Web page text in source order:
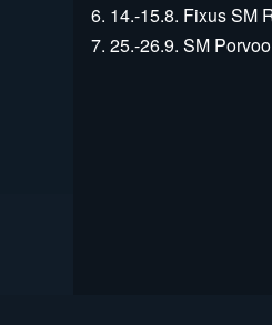
6. 14.-15.8. Fixus SM
7. 25.-26.9. SM